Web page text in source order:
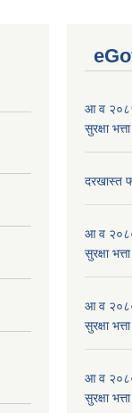
आ व
सुरक्षा
दरखास्त
आ व
सुरक्षा
आ व
सुरक्षा
आ व
सुरक्षा